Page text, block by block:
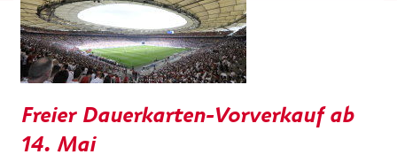
Freier Dauerkarten-Vorverkauf ab
14. Mai